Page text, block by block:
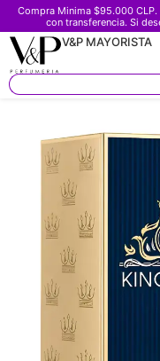
Compra Minima $95.000
con transferencia. Si
V&P MAYORISTA